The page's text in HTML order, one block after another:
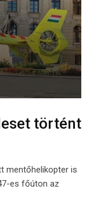
történt
mentőhelikopter is
es főúton az